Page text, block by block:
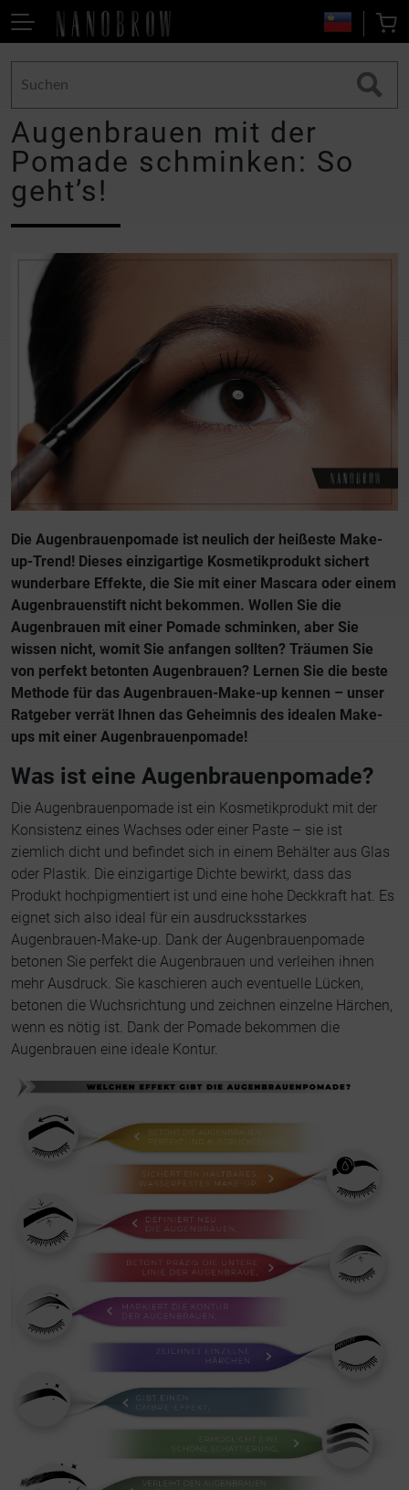
Augenbrauen mit der
Pomade schminken: So
geht’s!
Die Augenbrauenpomade ist neulich der heißeste Make-
up-Trend! Dieses einzigartige Kosmetikprodukt sichert
wunderbare Effekte, die Sie mit einer Mascara oder einem
Augenbrauenstift nicht bekommen. Wollen Sie die
Augenbrauen mit einer Pomade schminken, aber Sie
wissen nicht, womit Sie anfangen sollten? Träumen Sie
von perfekt betonten Augenbrauen? Lernen Sie die beste
Methode für das Augenbrauen-Make-up kennen – unser
Ratgeber verrät Ihnen das Geheimnis des idealen Make-
ups mit einer Augenbrauenpomade!
Was ist eine Augenbrauenpomade?
Die Augenbrauenpomade ist ein Kosmetikprodukt mit der
Konsistenz eines Wachses oder einer Paste – sie ist
ziemlich dicht und befindet sich in einem Behälter aus Glas
oder Plastik. Die einzigartige Dichte bewirkt, dass das
Produkt hochpigmentiert ist und eine hohe Deckkraft hat. Es
eignet sich also ideal für ein ausdrucksstarkes
Augenbrauen-Make-up. Dank der Augenbrauenpomade
betonen Sie perfekt die Augenbrauen und verleihen ihnen
mehr Ausdruck. Sie kaschieren auch eventuelle Lücken,
betonen die Wuchsrichtung und zeichnen einzelne Härchen,
wenn es nötig ist. Dank der Pomade bekommen die
Augenbrauen eine ideale Kontur.